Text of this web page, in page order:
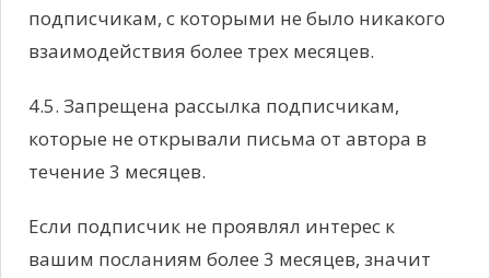
подписчикам, с которыми не было никакого
взаимодействия более трех месяцев.
4.5. Запрещена рассылка подписчикам,
которые не открывали письма от автора в
течение 3 месяцев.
Если подписчик не проявлял интерес к
вашим посланиям более 3 месяцев, значит